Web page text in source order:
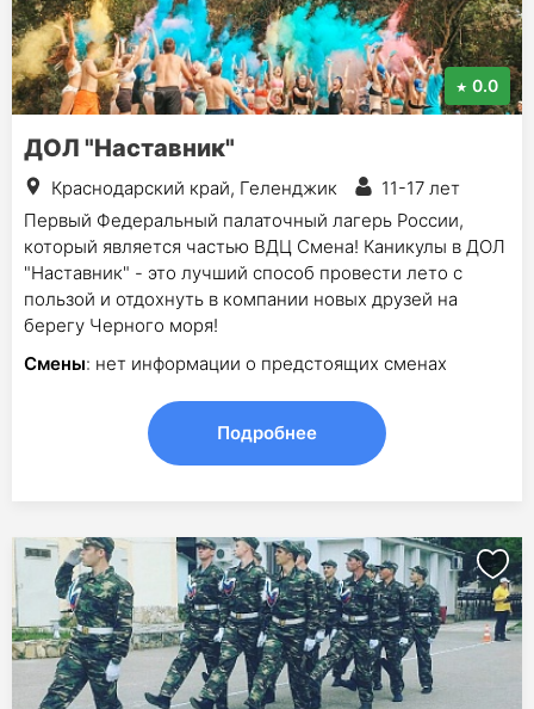
0.0
ДОЛ "Наставник"
Краснодарский край, Геленджик
11-17 лет
Первый Федеральный палаточный лагерь России,
который является частью ВДЦ Смена! Каникулы в ДОЛ
"Наставник" - это лучший способ провести лето с
пользой и отдохнуть в компании новых друзей на
берегу Черного моря!
Смены: нет информации о предстоящих сменах
Подробнее